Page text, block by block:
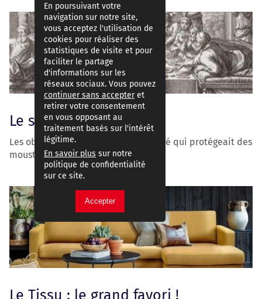
Le saviez-vous ?
Les objets ont une histoire : le canapé qui protégeait des
moustiques
Le Tissu : le grand favori !
En poursuivant votre
navigation sur notre site,
vous acceptez l'utilisation de
cookies pour réaliser des
statistiques de visite et pour
faciliter le partage
d'informations sur les
réseaux sociaux. Vous pouvez
continuer sans accepteret
retirer votre consentement
en vous opposant au
traitement basés sur l'intérêt
légitime.
En savoir plus sur notre
politique de confidentialité
sur ce site.
Accepter